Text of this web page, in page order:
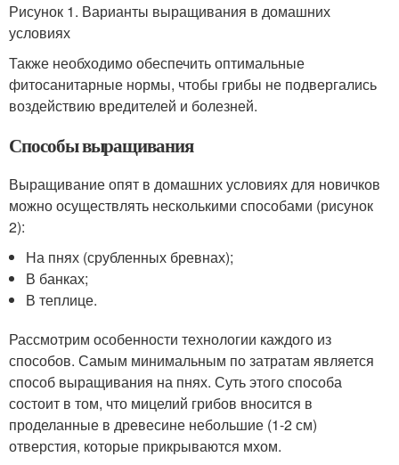
Рисунок 1. Варианты выращивания в домашних
условиях
Также необходимо обеспечить оптимальные
фитосанитарные нормы, чтобы грибы не подвергались
воздействию вредителей и болезней.
Способы выращивания
Выращивание опят в домашних условиях для новичков
можно осуществлять несколькими способами (рисунок
2):
На пнях (срубленных бревнах);
В банках;
В теплице.
Рассмотрим особенности технологии каждого из
способов. Самым минимальным по затратам является
способ выращивания на пнях. Суть этого способа
состоит в том, что мицелий грибов вносится в
проделанные в древесине небольшие (1-2 см)
отверстия, которые прикрываются мхом.